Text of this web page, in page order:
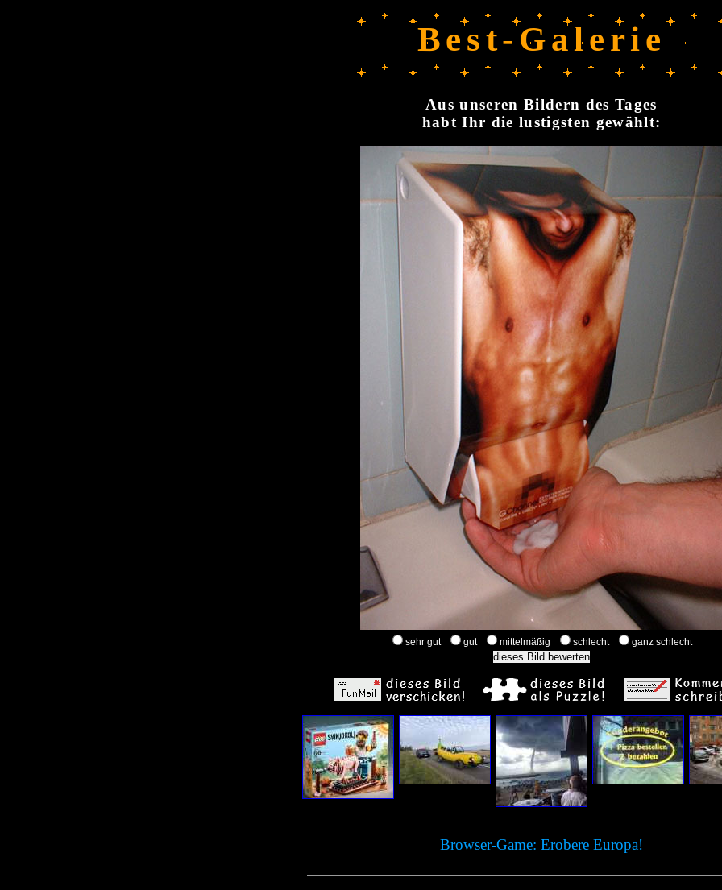
Best-Galerie
Aus unseren Bildern des Tages
habt Ihr die lustigsten gewählt:
sehr gut gut mittelmäßig schlecht ganz schlecht
Browser-Game: Erobere Europa!